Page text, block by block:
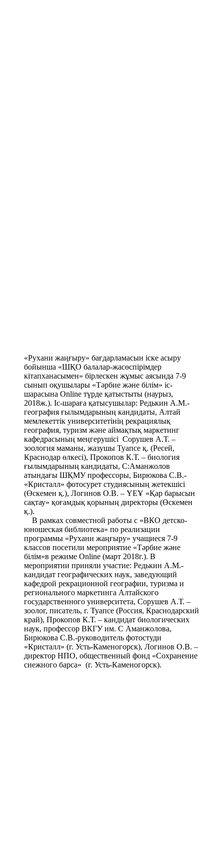
«Рухани жаңғыру» бағдарламасын іске асыру
бойынша «ШҚО балалар-жасөспірімдер
кітапханасымен» бірлескен жұмыс аясында 7-9
сынып оқушылары «Тәрбие және білім» іс-
шарасына Оnline түрде қатыстыты (наурыз,
2018ж.). Іс-шараға қатысушылар: Редькин А.М.-
география ғылымдарының кандидаты, Алтай
мемлекеттік университетінің рекрациялық
география, туризм және аймақтық маркетинг
кафедрасының меңгерушісі Сорушев А.Т. –
зоология маманы, жазушы Туапсе қ. (Ресей,
Краснодар өлкесі), Прокопов К.Т. – биология
ғылымдарының кандидаты, С:Аманжолов
атындағы ШҚМУ профессоры, Бирюкова С.В.-
«Кристалл» фотосурет студиясының жетекшісі
(Өскемен қ.), Логинов О.В. – ҮЕҰ «Қар барысын
сақтау» қоғамдық қорының директоры (Өскемен
қ.).
В рамках совместной работы с «ВКО детско-
юношеская библиотека» по реализации
программы «Рухани жаңғыру» учащиеся 7-9
классов посетили мероприятие «Тәрбие және
білім»в режиме Оnline (март 2018г.). В
мероприятии приняли участие: Редькин А.М.-
кандидат географических наук, заведующий
кафедрой рекрационной географии, туризма и
регионального маркетинга Алтайского
государственного университета, Сорушев А.Т. –
зоолог, писатель, г. Туапсе (Россия, Краснодарский
край), Прокопов К.Т. – кандидат биологических
наук, профессор ВКГУ им. С Аманжолова,
Бирюкова С.В.-руководитель фотостуди
«Кристалл» (г. Усть-Каменогорск), Логинов О.В. –
директор НПО, общественный фонд «Сохранение
снежного барса» (г. Усть-Каменогорск).